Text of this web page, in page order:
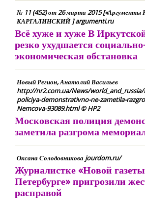
№ 11 (452) от 26 марта 2015 [«Аргументы
КАРГАЛИНСКИЙ ] argumenti.ru
Всё хуже и хуже В
резко ухудшается
экономическая обстановка
Новый Регион, Анатолий Васильев
http://nr2.com.ua/News/
policiya-demonstrativno-ne-zametila-
Nemcova-93089.html © HP2
Московская полиция
заметила разгрома
Оксана Солодовникова jourdom.ru/
Журналистке «Новой
Петербурге» пригрозили
расправой